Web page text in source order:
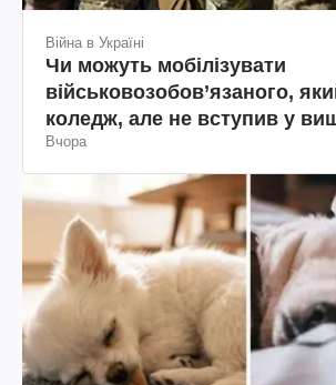
Війна в Україні
Чи можуть мобілізувати
військовозобов’язаного,
коледж, але не вступив у
пояснення юриста
Вчора